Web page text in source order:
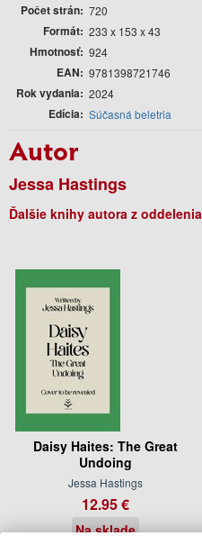
Počet strán 720
Formát 233 x 153 x 43
Hmotnosť 924
EAN 9781398721746
Rok vydania 2024
Edícia Súčasná beletria
Autor
Jessa Hastings
Ďalšie knihy autora z oddelenia
Daisy Haites: The Great
Undoing
Jessa Hastings
12.95 €
Na sklade